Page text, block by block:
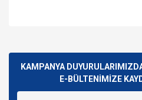
Yorum
kullanarak tarafımıza
Görüş ve önerileriniz için teşekkür
Ürün resmi kalitesiz, bozuk
KAMPANYA
E-BÜLTENİMİZE